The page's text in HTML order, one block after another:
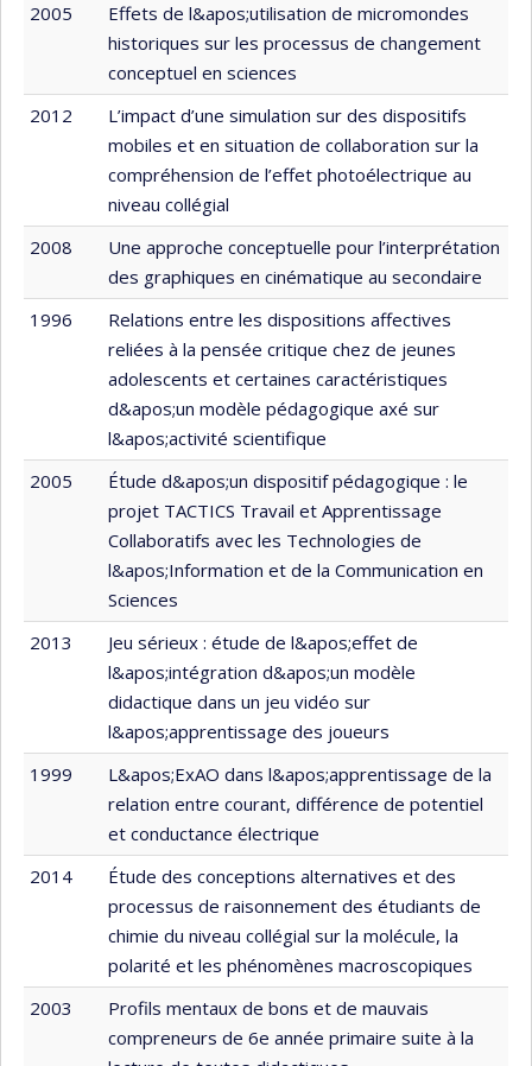
2005
Effets de l&apos;utilisation de micromondes
historiques sur les processus de changement
conceptuel en sciences
2012
L’impact d’une simulation sur des dispositifs
mobiles et en situation de collaboration sur la
compréhension de l’effet photoélectrique au
niveau collégial
2008
Une approche conceptuelle pour l’interprétation
des graphiques en cinématique au secondaire
1996
Relations entre les dispositions affectives
reliées à la pensée critique chez de jeunes
adolescents et certaines caractéristiques
d&apos;un modèle pédagogique axé sur
l&apos;activité scientifique
2005
Étude d&apos;un dispositif pédagogique : le
projet TACTICS Travail et Apprentissage
Collaboratifs avec les Technologies de
l&apos;Information et de la Communication en
Sciences
2013
Jeu sérieux : étude de l&apos;effet de
l&apos;intégration d&apos;un modèle
didactique dans un jeu vidéo sur
l&apos;apprentissage des joueurs
1999
L&apos;ExAO dans l&apos;apprentissage de la
relation entre courant, différence de potentiel
et conductance électrique
2014
Étude des conceptions alternatives et des
processus de raisonnement des étudiants de
chimie du niveau collégial sur la molécule, la
polarité et les phénomènes macroscopiques
2003
Profils mentaux de bons et de mauvais
compreneurs de 6e année primaire suite à la